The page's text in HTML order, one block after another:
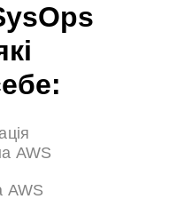
AWS
AWS